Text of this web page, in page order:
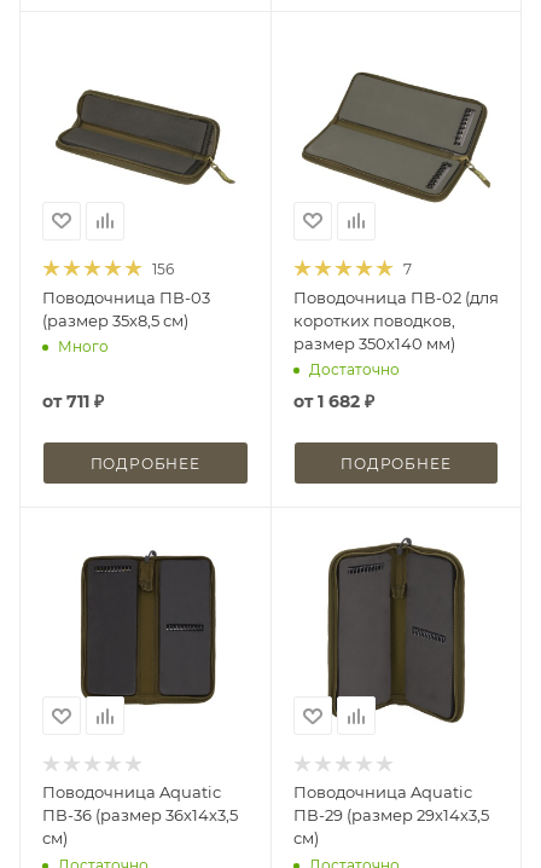
156
Поводочница ПВ-03
(размер 35х8,5 см)
Много
от711 ₽
ПОДРОБНЕЕ
7
Поводочница ПВ-02 (для
коротких поводков,
размер 350х140 мм)
Достаточно
от1 682 ₽
ПОДРОБНЕЕ
Поводочница Aquatic
ПВ-36 (размер 36х14х3,5
см)
Поводочница Aquatic
ПВ-29 (размер 29х14х3,5
см)